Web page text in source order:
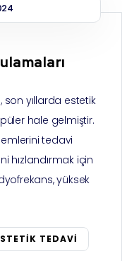
son yıllarda estetik
hale gelmiştir.
tedavi
hızlandırmak için
yüksek
TEDAVI